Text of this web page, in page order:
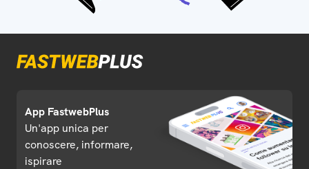
App FastwebPlus
Un'app unica per
conoscere, informare,
ispirare